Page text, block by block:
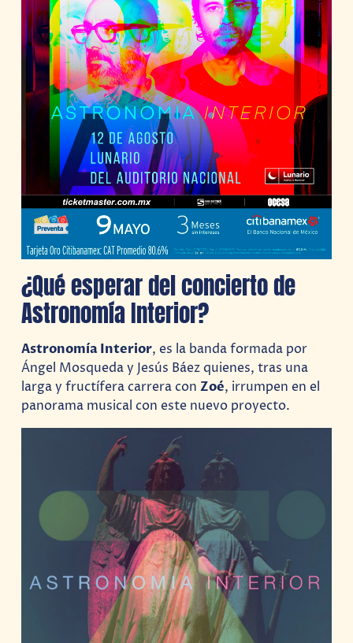
¿Qué esperar del concierto de
Astronomía Interior?
Astronomía Interior, es la banda formada por
Ángel Mosqueda y Jesús Báez quienes, tras una
larga y fructífera carrera conZoé, irrumpen en el
panorama musical con este nuevo proyecto.